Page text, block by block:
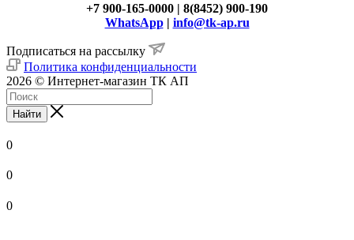
+7 900-165-0000 | 8(8452) 900-190
WhatsApp| info@tk-ap.ru
Подписаться на рассылку
Политика конфиденциальности
2026 © Интернет-магазин ТК АП
Найти
0
0
0